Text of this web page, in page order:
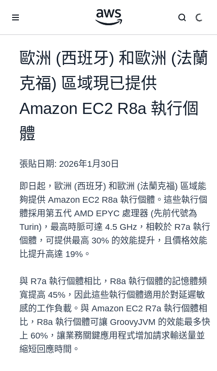
歐洲 (西班牙) 和歐洲 (法蘭
克福) 區域現已提供
Amazon EC2 R8a 執行個
體
張貼日期: 2026年1月30日
即日起，歐洲 (西班牙) 和歐洲 (法蘭克福) 區域能
夠提供 Amazon EC2 R8a 執行個體。這些執行個
體採用第五代 AMD EPYC 處理器 (先前代號為
Turin)，最高時脈可達 4.5 GHz，相較於 R7a 執行
個體，可提供最高 30% 的效能提升，且價格效能
比提升高達 19%。
與 R7a 執行個體相比，R8a 執行個體的記憶體頻
寬提高 45%，因此這些執行個體適用於對延遲敏
感的工作負載。與 Amazon EC2 R7a 執行個體相
比，R8a 執行個體可讓 GroovyJVM 的效能最多快
上 60%，讓業務關鍵應用程式增加請求輸送量並
縮短回應時間。